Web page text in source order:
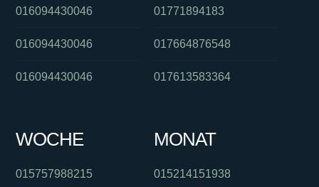
016094430046
016094430046
016094430046
01771894183
017664876548
017613583364
WOCHE
015757988215
MONAT
015214151938